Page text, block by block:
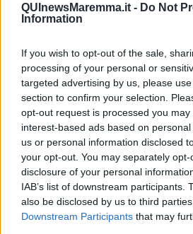
QUInewsMaremma.it - Do Not
Information
If you wish to opt-out of the sale,
processing of your personal or
targeted advertising by us, please
section to confirm your selection.
opt-out request is processed you may
interest-based ads based on
us or personal information disclosed
your opt-out. You may separately
disclosure of your personal
IAB’s list of downstream participants.
also be disclosed by us to third
Downstream Participants that may
PROVINCIA DI GROSSETO —Impianti
sorvegliare i dipendenti e lavoratori
soggiorno impiegati in nero: per queste
carabinieri del nucleo ispettorato del
sono stati denunciatiin stato di libertà
sospesa. Sono state comminate
euro.
I militari dell’Arma hanno scoperto le
di controlli nel territorio provinciale di